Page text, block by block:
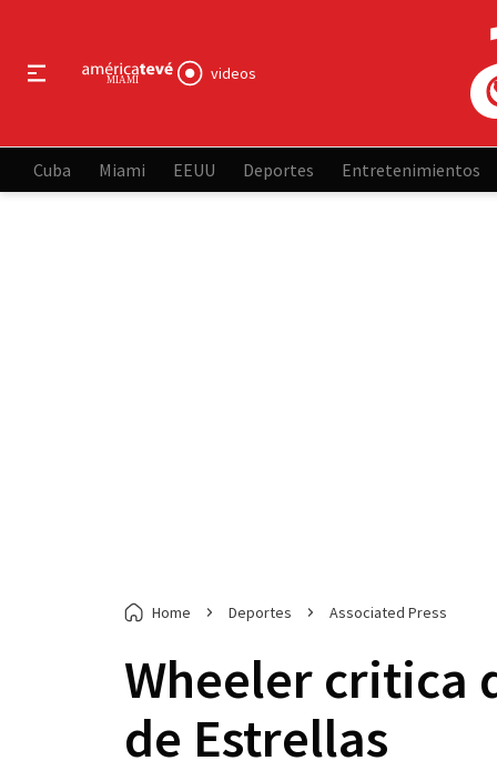
videos
Cuba Miami EEUU Deportes Entretenimientos
Home Deportes Associated Press
Wheeler critica
de Estrellas